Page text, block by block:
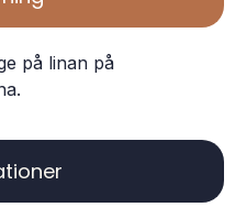
på linan på